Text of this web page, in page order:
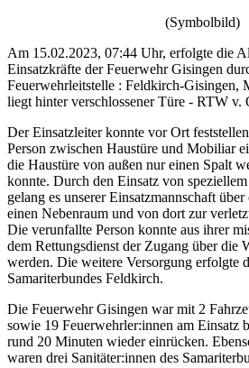
(Symbolbild)
Am 15.02.2023, 07:44 Uhr, erfolgte die
Einsatzkräfte der Feuerwehr Gisingen
Feuerwehrleitstelle : Feldkirch-Gisingen,
liegt hinter verschlossener Türe - RTW v.
Der Einsatzleiter konnte vor Ort
Person zwischen Haustüre und Mobiliar
die Haustüre von außen nur einen Spalt
konnte. Durch den Einsatz von
gelang es unserer Einsatzmannschaft
einen Nebenraum und von dort zur
Die verunfallte Person konnte aus ihrer
dem Rettungsdienst der Zugang über die
werden. Die weitere Versorgung erfolgte
Samariterbundes Feldkirch.
Die Feuerwehr Gisingen war mit 2
sowie 19 Feuerwehrler:innen am Einsatz
rund 20 Minuten wieder einrücken.
waren drei Sanitäter:innen des